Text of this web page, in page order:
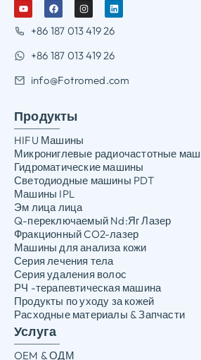
+86 187 013 419 26
+86 187 013 419 26
info@Fotromed.com
Продукты
HIFU Машины
Микрониглевые радиочастотные
Гидроматические машины
Светодиодные машины PDT
Машины IPL
Эм лица лица
Q-переключаемый Nd:Яг Лазер
Фракционный CO2-лазер
Машины для анализа кожи
Серия лечения тела
Серия удаления волос
РЧ -терапевтическая машина
Продукты по уходу за кожей
Расходные материалы & Запчасти
Услуга
OEM & ОДМ